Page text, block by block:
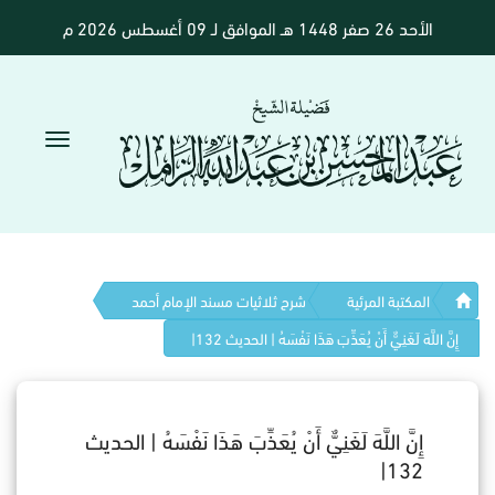
الأحد 26 صفر 1448 هـ الموافق لـ 09 أغسطس 2026 م
المكتبة المرئية
شرح ثلاثيات مسند الإمام أحمد
إِنَّ اللَّهَ لَغَنِيٌّ أَنْ يُعَذِّبَ هَذَا نَفْسَهُ | الحديث 132|
إِنَّ اللَّهَ لَغَنِيٌّ أَنْ يُعَذِّبَ هَذَا نَفْسَهُ | الحديث
132|